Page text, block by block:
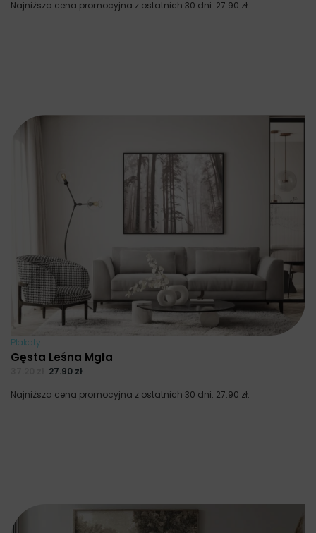
Najniższa cena promocyjna z ostatnich 30 dni: 27.90 zł.
Plakaty
Gęsta Leśna Mgła
27.90 zł
Najniższa cena promocyjna z ostatnich 30 dni: 27.90 zł.